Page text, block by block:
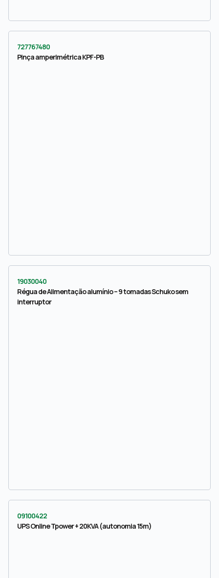
727767480
Pinça amperimétrica KPF-PB
19030040
Régua de Alimentação alumínio – 9 tomadas Schuko sem
interruptor
09100422
UPS Online Tpower + 20KVA (autonomia 15m)